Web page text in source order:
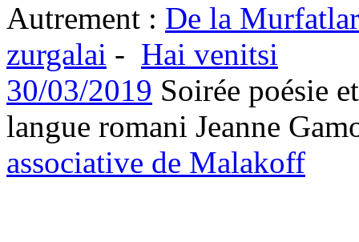
Autrement : De la
zurgalai - Hai venitsi
30/03/2019 Soirée poésie
langue romani Jeanne
associative de Malakoff